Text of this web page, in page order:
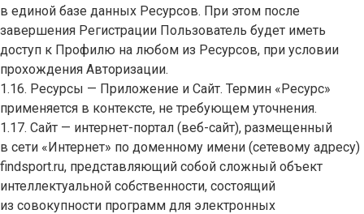
в единой базе данных Ресурсов. При этом после
завершения Регистрации Пользователь будет иметь
доступ к Профилю на любом из Ресурсов, при условии
прохождения Авторизации.
1.16. Ресурсы — Приложение и Сайт. Термин «Ресурс»
применяется в контексте, не требующем уточнения.
1.17. Сайт — интернет-портал (веб-сайт), размещенный
в сети «Интернет» по доменному имени (сетевому адресу)
findsport.ru, представляющий собой сложный объект
интеллектуальной собственности, состоящий
из совокупности программ для электронных